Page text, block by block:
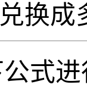
换成
式